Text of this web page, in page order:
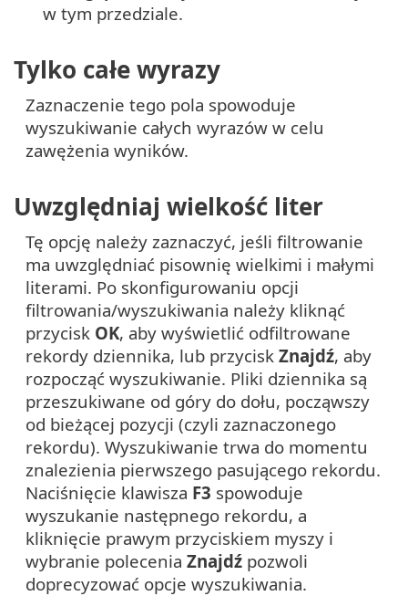
w tym przedziale.
Tylko całe wyrazy
Zaznaczenie tego pola spowoduje
wyszukiwanie całych wyrazów w celu
zawężenia wyników.
Uwzględniaj wielkość liter
Tę opcję należy zaznaczyć, jeśli filtrowanie
ma uwzględniać pisownię wielkimi i małymi
literami. Po skonfigurowaniu opcji
filtrowania/wyszukiwania należy kliknąć
przycisk OK, aby wyświetlić odfiltrowane
rekordy dziennika, lub przycisk Znajdź, aby
rozpocząć wyszukiwanie. Pliki dziennika są
przeszukiwane od góry do dołu, począwszy
od bieżącej pozycji (czyli zaznaczonego
rekordu). Wyszukiwanie trwa do momentu
znalezienia pierwszego pasującego rekordu.
Naciśnięcie klawisza F3 spowoduje
wyszukanie następnego rekordu, a
kliknięcie prawym przyciskiem myszy i
wybranie polecenia Znajdź pozwoli
doprecyzować opcje wyszukiwania.